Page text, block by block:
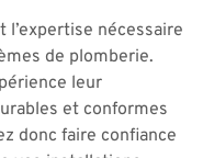
l’expertise nécessaire
de plomberie.
leur
et conformes
donc faire confiance